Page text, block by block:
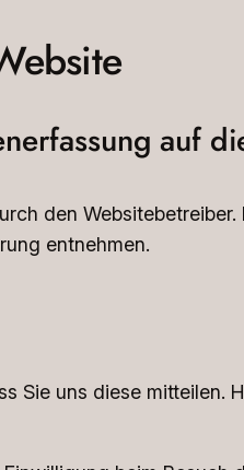
auf
den
entnehmen.
Sie uns diese mitteilen.